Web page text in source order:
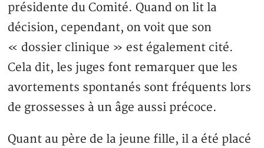
présidente du Comité. Quand on lit la
décision, cependant, on voit que son
« dossier clinique » est également cité.
Cela dit, les juges font remarquer que les
avortements spontanés sont fréquents lors
de grossesses à un âge aussi précoce.
Quant au père de la jeune fille, il a été placé